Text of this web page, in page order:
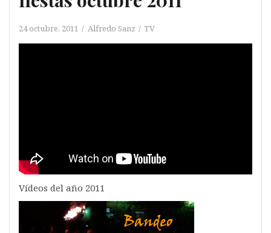
24 octubre, 2011 Alfredo Sanz TV
Vídeos del año 2011